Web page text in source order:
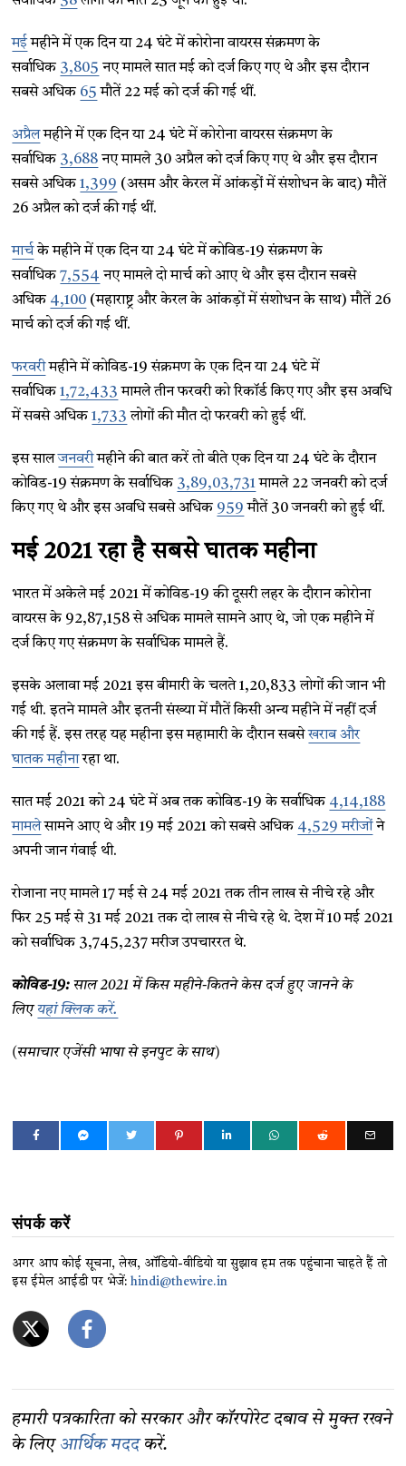
मईमहीने में एक दिन या 24 घंटे में कोरोना वायरस संक्रमण के
सर्वाधिक 3,805 नए मामले सात मई को दर्ज किए गए थे और इस दौरान
सबसे अधिक 65 मौतें 22 मई को दर्ज की गई थीं.
अप्रैलमहीने में एक दिन या 24 घंटे में कोरोना वायरस संक्रमण के
सर्वाधिक 3,688 नए मामले 30 अप्रैल को दर्ज किए गए थे और इस दौरान
सबसे अधिक1,399 (असम और केरल में आंकड़ों में संशोधन के बाद) मौतें
26 अप्रैल को दर्ज की गई थीं.
मार्चके महीने में एक दिन या 24 घंटे में कोविड-19 संक्रमण के
सर्वाधिक7,554 नए मामले दो मार्च को आए थे और इस दौरान सबसे
अधिक 4,100 (महाराष्ट्र और केरल के आंकड़ों में संशोधन के साथ) मौतें 26
मार्च को दर्ज की गई थीं.
फरवरीमहीने में कोविड-19 संक्रमण के एक दिन या 24 घंटे में
सर्वाधिक1,72,433 मामले तीन फरवरी को रिकॉर्ड किए गए और इस अवधि
में सबसे अधिक1,733 लोगों की मौत दो फरवरी को हुई थीं.
इस सालजनवरीमहीने की बात करें तो बीते एक दिन या 24 घंटे के दौरान
कोविड-19 संक्रमण के सर्वाधिक 3,89,03,731मामले 22 जनवरी को दर्ज
किए गए थे और इस अवधि सबसे अधिक 959 मौतें 30 जनवरी को हुई थीं.
मई 2021 रहा है सबसे घातक महीना
भारत में अकेले मई 2021 में कोविड-19 की दूसरी लहर के दौरान कोरोना
वायरस के 92,87,158 से अधिक मामले सामने आए थे, जो एक महीने में
दर्ज किए गए संक्रमण के सर्वाधिक मामले हैं.
इसके अलावा मई 2021 इस बीमारी के चलते 1,20,833 लोगों की जान भी
गई थी. इतने मामले और इतनी संख्या में मौतें किसी अन्य महीने में नहीं दर्ज
की गई हैं. इस तरह यह महीना इस महामारी के दौरान सबसेखराब और
घातक महीनारहा था.
सात मई 2021 को 24 घंटे में अब तक कोविड-19 के सर्वाधिक 4,14,188
मामलेसामने आए थे और 19 मई 2021 को सबसे अधिक 4,529 मरीजोंने
अपनी जान गंवाई थी.
रोजाना नए मामले 17 मई से 24 मई 2021 तक तीन लाख से नीचे रहे और
फिर 25 मई से 31 मई 2021 तक दो लाख से नीचे रहे थे. देश में 10 मई 2021
को सर्वाधिक 3,745,237 मरीज उपचाररत थे.
कोविड-19: साल 2021 में किस महीने-कितने केस दर्ज हुए जानने के
लिएयहां क्लिक करें.
(समाचार एजेंसी भाषा से इनपुट के साथ)
संपर्क करें
अगर आप कोई सूचना, लेख, ऑडियो-वीडियो या सुझाव हम तक पहुंचाना चाहते हैं तो
इस ईमेल आईडी पर भेजें:hindi@thewire.in
हमारी पत्रकारिता को सरकार और कॉरपोरेट दबाव से मुक्त रखने
के लिए आर्थिक मददकरें.